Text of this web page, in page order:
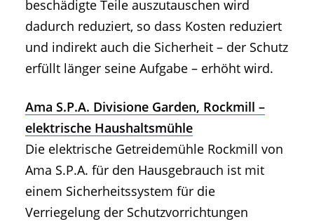
beschädigte Teile auszutauschen wird
dadurch reduziert, so dass Kosten reduziert
und indirekt auch die Sicherheit – der Schutz
erfüllt länger seine Aufgabe – erhöht wird.
Ama S.P.A. Divisione Garden, Rockmill –
elektrische Haushaltsmühle
Die elektrische Getreidemühle Rockmill von
Ama S.P.A. für den Hausgebrauch ist mit
einem Sicherheitssystem für die
Verriegelung der Schutzvorrichtungen